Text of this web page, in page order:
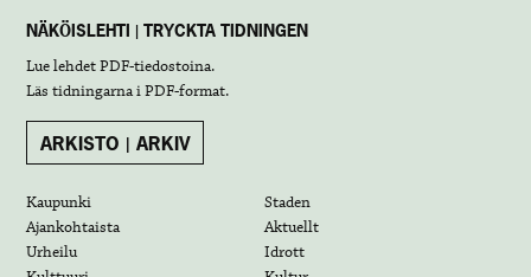
NÄKÖISLEHTI | TRYCKTA TIDNINGEN
Lue lehdetPDF-tiedostoina.
Läs tidningarna iPDF-format.
ARKISTO | ARKIV
Kaupunki
Staden
Ajankohtaista
Aktuellt
Urheilu
Idrott